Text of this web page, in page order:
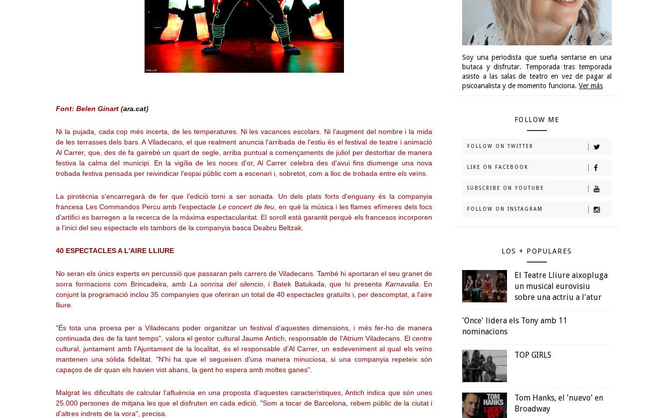
Font: Belen Ginart (ara.cat)
Ni la pujada, cada cop més incerta, de les temperatures. Ni les vacances escolars. Ni l'augment del nombre i la mida
de les terrasses dels bars. A Viladecans, el que realment anuncia l'arribada de l'estiu és el festival de teatre i animació
Al Carrer, que, des de fa gairebé un quart de segle, arriba puntual a començaments de juliol per destorbar de manera
festiva la calma del municipi. En la vigília de les noces d'or, Al Carrer celebra des d'avui fins diumenge una nova
trobada festiva pensada per reivindicar l'espai públic com a escenari i, sobretot, com a lloc de trobada entre els veïns.
La pirotècnia s'encarregarà de fer que l'edició torni a ser sonada. Un dels plats forts d'enguany és la companyia
francesa Les Commandos Percu amb l'espectacle Le concert de feu , en què la música i les flames efímeres dels focs
d'artifici es barregen a la recerca de la màxima espectacularitat. El soroll està garantit perquè els francesos incorporen
a l'inici del seu espectacle els tambors de la companyia basca Deabru Beltzak.
40 ESPECTACLES A L'AIRE LLIURE
No seran els únics experts en percussió que passaran pels carrers de Viladecans. També hi aportaran el seu granet de
sorra formacions com Brincadeira, amb La sonrisa del silencio, i Batek Batukada, que hi presenta Karnavalia. En
conjunt la programació inclou 35 companyies que oferiran un total de 40 espectacles gratuïts i, per descomptat, a l'aire
lliure.
"És tota una proesa per a Viladecans poder organitzar un festival d'aquestes dimensions, i més fer-ho de manera
continuada des de fa tant temps", valora el gestor cultural Jaume Antich, responsable de l'Atrium Viladecans. El centre
cultural, juntament amb l'Ajuntament de la localitat, és el responsable d'Al Carrer, un esdeveniment al qual els veïns
mantenen una sòlida fidelitat. "N'hi ha que el segueixen d'una manera minuciosa, si una companyia repeteix són
capaços de dir quan els havien vist abans, la gent ho espera amb moltes ganes".
Malgrat les dificultats de calcular l'afluència en una proposta d'aquestes característiques, Antich indica que són unes
25.000 persones de mitjana les que el disfruten en cada edició. "Som a tocar de Barcelona, rebem públic de la ciutat i
d'altres indrets de la vora", precisa.
Soy una periodista que sueña sentarse en una
butaca y disfrutar. Temporada tras temporada
asisto a las salas de teatro en vez de pagar al
psicoanalista y de momento funciona. Ver más
FOLLOW ME
FOLLOW ON TWITTER
LIKE ON FACEBOOK
SUBSCRIBE ON YOUTUBE
FOLLOW ON INSTAGRAM
LOS + POPULARES
El Teatre Lliure aixopluga
un musical eurovisiu
sobre una actriu a l'atur
'Once' lidera els Tony amb 11
nominacions
TOP GIRLS
Tom Hanks, el 'nuevo' en
Broadway